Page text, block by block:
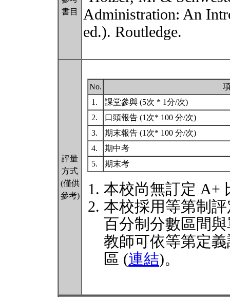
書目
Administration: An
ed.). Routledge.
評量
方式
(僅供
參考)
No.
1.
課堂參與 (5次 * 1分/次)
2.
口頭報告 (1次* 100 分/次)
3.
期末報告 (1次* 100 分/次)
4.
期中考
5.
期末考
本校尚無訂定 A+
本校採用等第制
百分制分數區間
教師可依等第定
區 (連結)。